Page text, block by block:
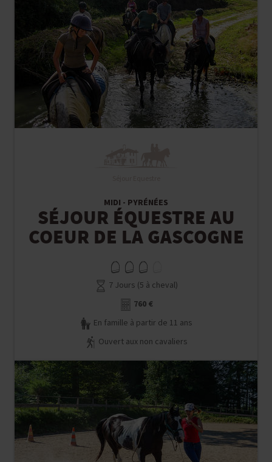
MIDI - PYRÉNÉES
SÉJOUR ÉQUESTRE AU
COEUR DE LA GASCOGNE
7 Jours (5 à cheval)
760 €
En famille à partir de 11 ans
Ouvert aux non cavaliers